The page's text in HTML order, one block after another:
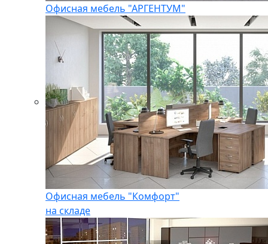
Офисная мебель "АРГЕНТУМ"
Офисная мебель "Комфорт"
на складе